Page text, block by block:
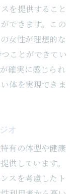
を提供すること
できます。この
女性が理想的な
ことができてい
確実に感じられ
体を実現できま
オ
有の体型や健康
供しています。
スを考慮したト